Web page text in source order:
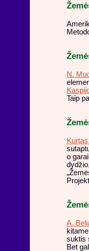
N.
Taip
o
A.
suktis
Bet